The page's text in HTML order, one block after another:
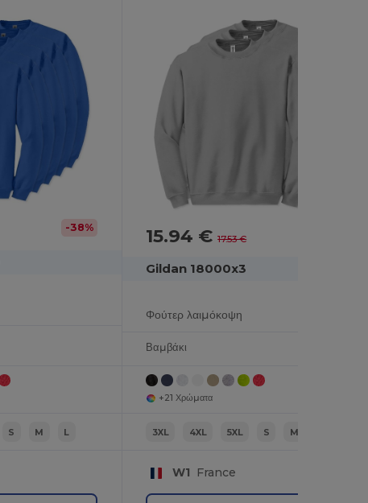
-38%
S M L
15.94 €17.53 €
Gildan 18000x3
Φούτερ λαιμόκοψη
Βαμβάκι
+21 Χρώματα
3XL 4XL 5XL S M
W1 France